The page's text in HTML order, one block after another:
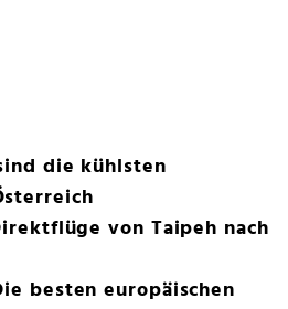
die kühlsten
von Taipeh nach
besten europäischen